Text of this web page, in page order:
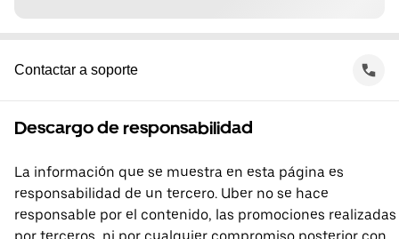
Contactar a soporte
Descargo de responsabilidad
La información que se muestra en esta página es
responsabilidad de un tercero. Uber no se hace
responsable por el contenido, las promociones realizadas